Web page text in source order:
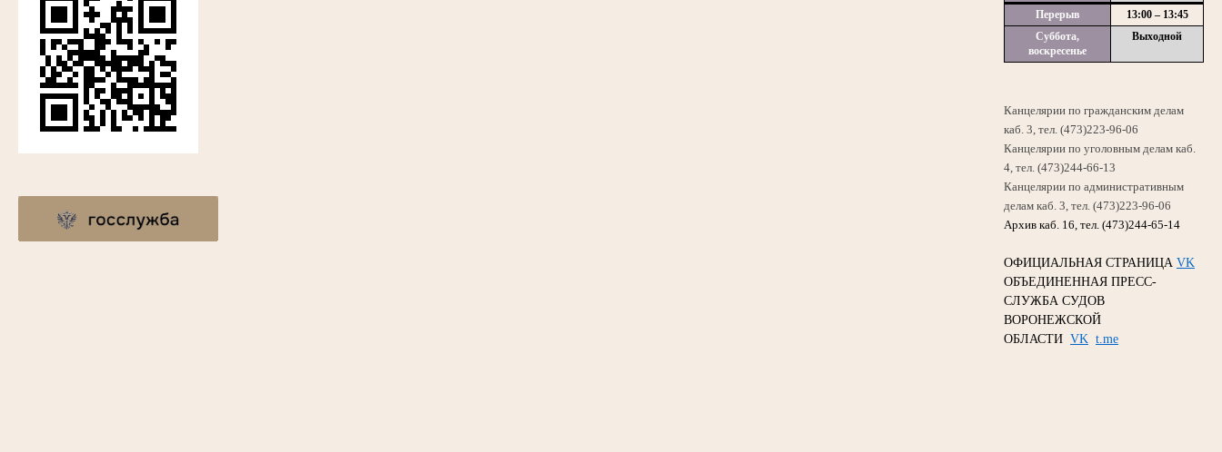
Перерыв
13:00 – 13:45
Суббота,
воскресенье
Выходной
Канцелярии по гражданским делам
каб. 3, тел. (473)223-96-06
Канцелярии по уголовным делам каб.
4, тел. (473)244-66-13
Канцелярии по административным
делам каб. 3, тел. (473)223-96-06
Архив каб. 16, тел. (473)244-65-14
ОФИЦИАЛЬНАЯ СТРАНИЦА VK
ОБЪЕДИНЕННАЯ ПРЕСС-
СЛУЖБА СУДОВ
ВОРОНЕЖСКОЙ
ОБЛАСТИ VK t.me